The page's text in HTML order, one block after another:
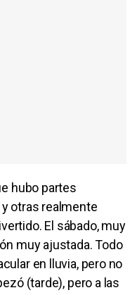
hubo partes
otras realmente
El sábado, muy
muy ajustada. Todo
en lluvia, pero no
(tarde), pero a las